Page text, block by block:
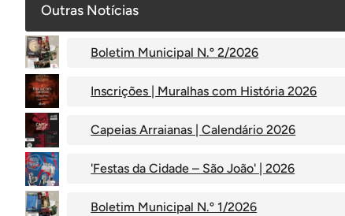
Outras Notícias
Boletim Municipal N.º 2/2026
Inscrições | Muralhas com História 2026
Capeias Arraianas | Calendário 2026
'Festas da Cidade – São João' | 2026
Boletim Municipal N.º 1/2026